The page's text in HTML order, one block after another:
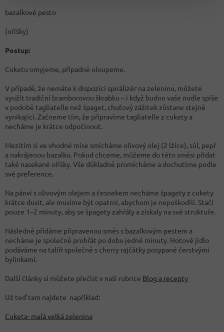
bazalkové pesto
(oříšky)
Postup:
Cuketu omyjeme, případně oloupeme.
V případě, že nemáte k dispozici spirálizér na zeleninu, můžete
využít tradiční bramborovou škrabku – i když budou vaše nudle spíše
v podobě tagliatelle než špaget, chuťový zážitek zůstane stejně
vynikající. Začneme tím, že připravíme tagliatelle z cukety a
necháme je krátce odpočinout.
Mezitím si ve vhodné míse smícháme olivový olej (2 lžíce), sůl, pepř
a nakrájenou bazalku. Pokud chceme, můžeme do této směsi přidat
také nasekané oříšky. Vše důkladně promícháme a dochutíme podle
své preference.
Na pánvi s olivovým olejem a česnekem necháme špagety z cukety
krátce dusit, ale musíme být opatrní, abychom je nepoškodili. Stačí
pouze 1–2 minuty, aby se špagety zahřály a získaly na své struktuře.
Následně přidáme připravenou směs s bazalkovým pestem a
necháme je společně prohřát po dobu jedné minuty. Hotové jídlo
podáváme na talíři společně s cherry rajčátky posypané čerstvými
bylinkami.
Další články si můžete přečíst v naši rubrice Blog a recepty
Už teď tam najdete například:
Cuketa- malá velká zelenina